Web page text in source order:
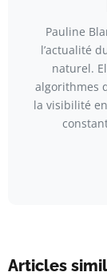
Pauline
l’actualité
naturel.
algorithmes
la visibilité
Articles